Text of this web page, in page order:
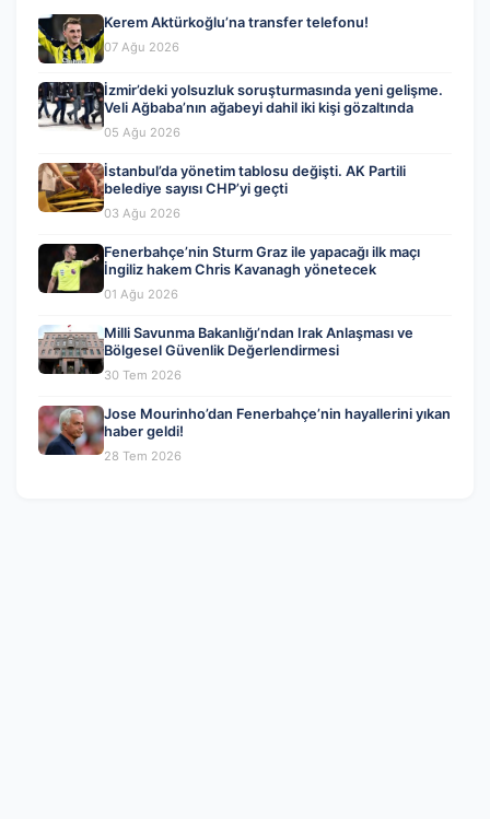
Kerem Aktürkoğlu’na transfer telefonu!
07 Ağu 2026
İzmir’deki yolsuzluk soruşturmasında yeni gelişme.
Veli Ağbaba’nın ağabeyi dahil iki kişi gözaltında
05 Ağu 2026
İstanbul’da yönetim tablosu değişti. AK Partili
belediye sayısı CHP’yi geçti
03 Ağu 2026
Fenerbahçe’nin Sturm Graz ile yapacağı ilk maçı
İngiliz hakem Chris Kavanagh yönetecek
01 Ağu 2026
Milli Savunma Bakanlığı’ndan Irak Anlaşması ve
Bölgesel Güvenlik Değerlendirmesi
30 Tem 2026
Jose Mourinho’dan Fenerbahçe’nin hayallerini yıkan
haber geldi!
28 Tem 2026